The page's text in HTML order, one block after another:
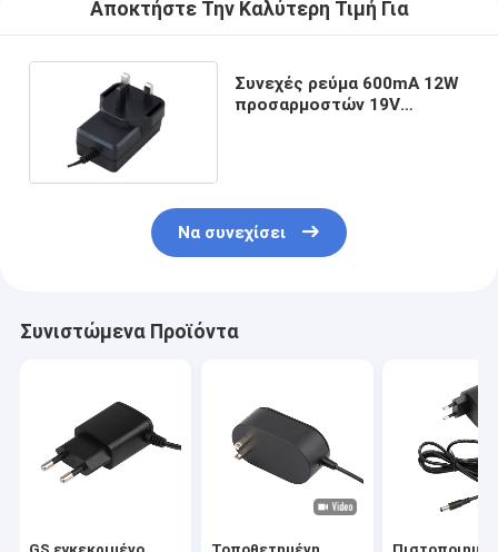
Αποκτήστε Την Καλύτερη Τιμή Για
Συνεχές ρεύμα 600mA 12W
προσαρμοστών 19V
Να συνεχίσει
Συνιστώμενα Προϊόντα